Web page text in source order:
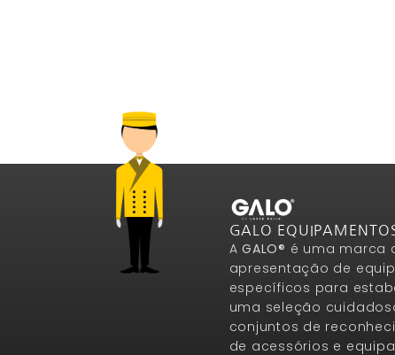
GALO
AGALO® é uma marca
apresentação de
específicos para
uma seleção
conjuntos de
de acessórios e